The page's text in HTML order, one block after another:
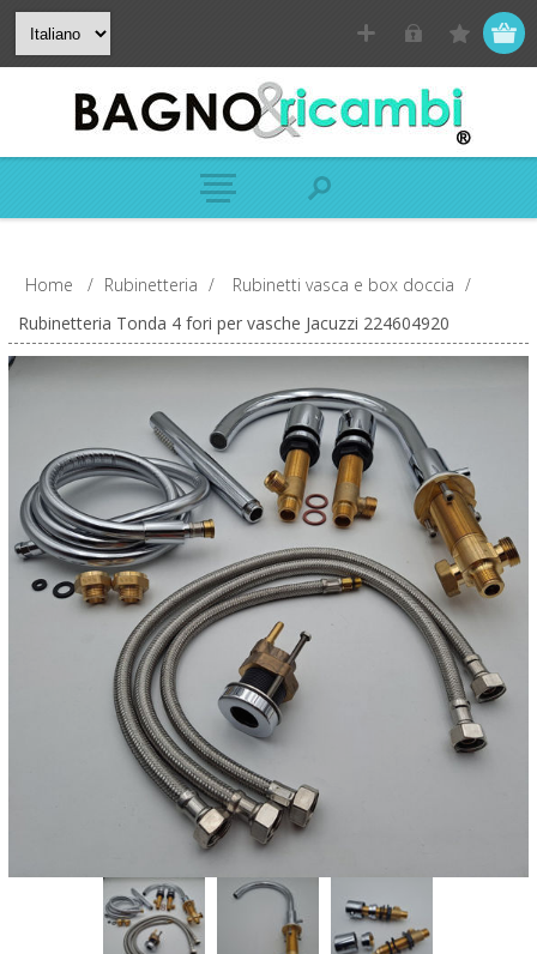
Home / Rubinetteria / Rubinetti vasca e box doccia /
Rubinetteria Tonda 4 fori per vasche Jacuzzi 224604920